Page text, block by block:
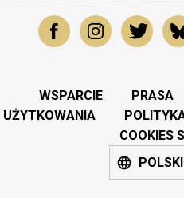
WSPARCIE PRASA
UŻYTKOWANIA
COOKIES
POLSKI